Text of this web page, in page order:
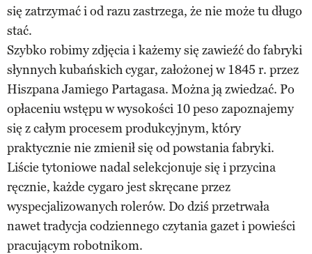
się zatrzymać i od razu zastrzega, że nie może tu długo
stać.
Szybko robimy zdjęcia i każemy się zawieźć do fabryki
słynnych kubańskich cygar, założonej w 1845 r. przez
Hiszpana Jamiego Partagasa. Można ją zwiedzać. Po
opłaceniu wstępu w wysokości 10 peso zapoznajemy
się z całym procesem produkcyjnym, który
praktycznie nie zmienił się od powstania fabryki.
Liście tytoniowe nadal selekcjonuje się i przycina
ręcznie, każde cygaro jest skręcane przez
wyspecjalizowanych rolerów. Do dziś przetrwała
nawet tradycja codziennego czytania gazet i powieści
pracującym robotnikom.